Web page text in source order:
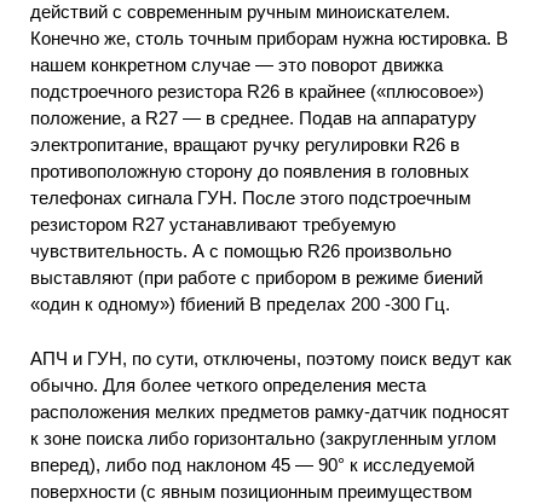
действий с современным ручным миноискателем.
Конечно же, столь точным приборам нужна юстировка. В
нашем конкретном случае — это поворот движка
подстроечного резистора R26 в крайнее («плюсовое»)
положение, a R27 — в среднее. Подав на аппаратуру
электропитание, вращают ручку регулировки R26 в
противоположную сторону до появления в головных
телефонах сигнала ГУН. После этого подстроечным
резистором R27 устанавливают требуемую
чувствительность. А с помощью R26 произвольно
выставляют (при работе с прибором в режиме биений
«один к одному») fбиений В пределах 200 -300 Гц.
АПЧ и ГУН, по сути, отключены, поэтому поиск ведут как
обычно. Для более четкого определения места
расположения мелких предметов рамку-датчик подносят
к зоне поиска либо горизонтально (закругленным углом
вперед), либо под наклоном 45 — 90° к исследуемой
поверхности (с явным позиционным преимуществом